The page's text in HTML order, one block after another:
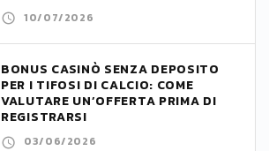
10/07/2026
BONUS CASINÒ SENZA DEPOSITO
PER I TIFOSI DI CALCIO: COME
VALUTARE UN’OFFERTA PRIMA DI
REGISTRARSI
03/06/2026